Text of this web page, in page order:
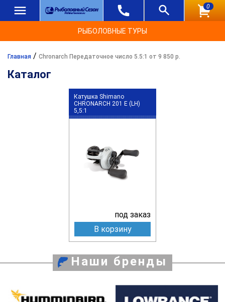
0
РЫБОЛОВНЫЕ ТУРЫ
Главная / Chronarch Передаточное число 5.5:1 от 9 850 р.
Каталог
Катушка Shimano
CHRONARCH 201 E (LH)
5,5:1
под заказ
В корзину
Наши бренды